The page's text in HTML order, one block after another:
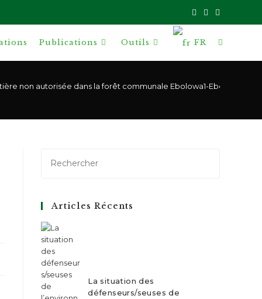
Publications Outils FR Toggle
non autorisée dans la forêt communale Ebolowa1-Ebolowa2-
Articles Récents
La situation des
défenseurs/seuses de